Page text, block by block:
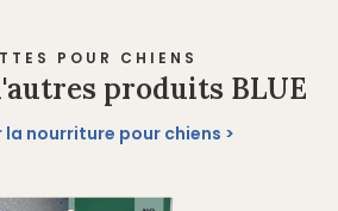
POUR CHIENS
produits BLUE
la nourriture pour chiens